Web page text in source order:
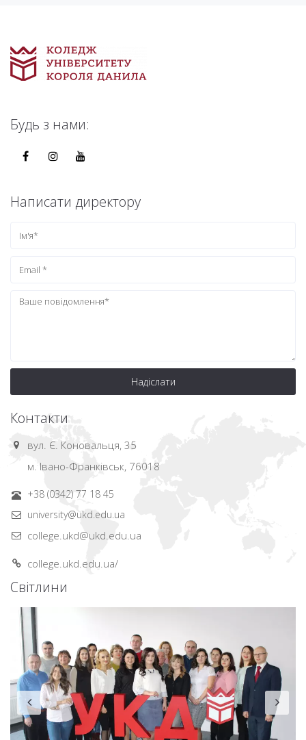
Будь з нами:
Написати директору
Надіслати
Контакти
вул. Є. Коновальця, 35
м. Івано-Франківськ, 76018
+38 (0342) 77 18 45
university@ukd.edu.ua
college.ukd@ukd.edu.ua
college.ukd.edu.ua/
Світлини